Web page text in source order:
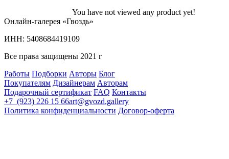
You have not viewed any product yet!
Онлайн-галерея «Гвоздь»
ИНН: 5408684419109
Все права защищены 2021 г
Работы Подборки Авторы Блог
Покупателям Дизайнерам Авторам
Подарочный сертификат FAQ Контакты
+7 (923) 226 15 66art@gvozd.gallery
Политика конфиденциальности Договор-оферта